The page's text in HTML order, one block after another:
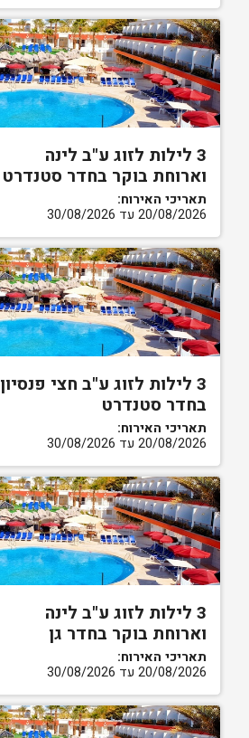
3 לילות לזוג ע"ב לינה
וארוחת בוקר בחדר סטנדרט
תאריכי האירוח:
20/08/2026 עד 30/08/2026
3 לילות לזוג ע"ב חצי פנסיון
בחדר סטנדרט
תאריכי האירוח:
20/08/2026 עד 30/08/2026
3 לילות לזוג ע"ב לינה
וארוחת בוקר בחדר גן
תאריכי האירוח:
20/08/2026 עד 30/08/2026